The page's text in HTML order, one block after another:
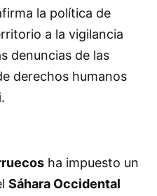
la política de
a la vigilancia
denuncias de las
derechos humanos
.
ha impuesto un
Sáhara Occidental